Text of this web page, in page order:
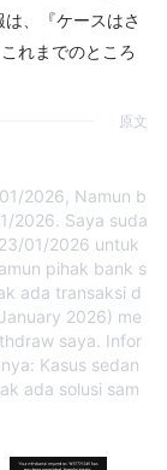
、『ケースはさ
れまでのところ
原文
2026, Namun b
2026. Saya suda
01/2026 untuk
pihak bank s
ada transaksi d
2026) me
saya. Infor
Kasus sedan
ada solusi sam